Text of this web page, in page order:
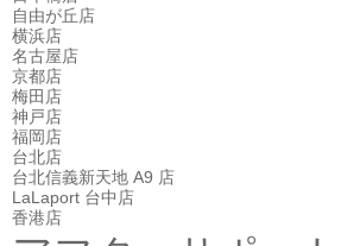
自由が丘店
横浜店
名古屋店
京都店
梅田店
神戸店
福岡店
台北店
台北信義新天地 A9 店
LaLaport 台中店
香港店